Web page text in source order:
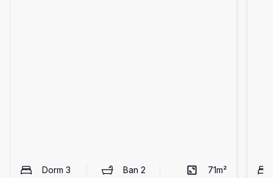
Dorm 3 Ban2 71m²